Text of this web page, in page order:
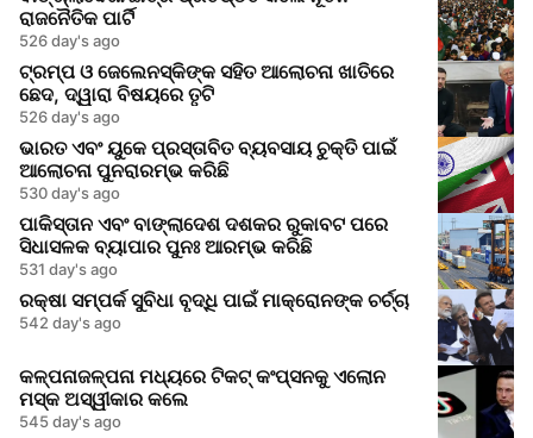
ରାଜନୈତିକ ପାର୍ଟି
526 day's ago
ଟ୍ରମ୍ପ ଓ ଜେଲେନସ୍କିଙ୍କ ସହିତ ଆଲୋଚନା ଖାତିରେ
ଛେଦ, ଦ୍ୱାରା ବିଷୟରେ ତୃଟି
526 day's ago
ଭାରତ ଏବଂ ୟୁକେ ପ୍ରସ୍ତାବିତ ବ୍ୟବସାୟ ଚୁକ୍ତି ପାଇଁ
ଆଲୋଚନା ପୁନରାରମ୍ଭ କରିଛି
530 day's ago
ପାକିସ୍ତାନ ଏବଂ ବାଙ୍ଲାଦେଶ ଦଶକର ରୁକାବଟ ପରେ
ସିଧାସଳକ ବ୍ୟାପାର ପୁନଃ ଆରମ୍ଭ କରିଛି
531 day's ago
ରକ୍ଷା ସମ୍ପର୍କ ସୁବିଧା ବୃଦ୍ଧି ପାଇଁ ମାକ୍ରୋନଙ୍କ ଚର୍ଚ୍ଚା
542 day's ago
କଳ୍ପନାଜଳ୍ପନା ମଧ୍ୟରେ ଟିକଟ୍ କଂପ୍ସନକୁ ଏଲୋନ
ମସ୍କ ଅସ୍ୱୀକାର କଲେ
545 day's ago